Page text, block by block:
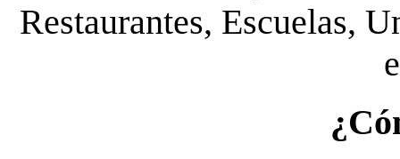
Restaurantes, Escuelas,